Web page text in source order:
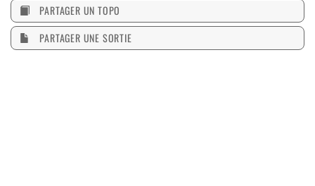
PARTAGER UN TOPO
PARTAGER UNE SORTIE